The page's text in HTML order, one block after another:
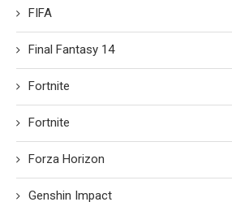
FIFA
Final Fantasy 14
Fortnite
Fortnite
Forza Horizon
Genshin Impact